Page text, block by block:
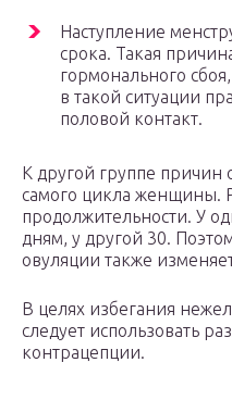
Наступление
срока. Такая
гормонального
в такой ситуации
половой контакт.
К другой группе причин
самого цикла женщины.
продолжительности. У
дням, у другой 30.
овуляции также
В целях избегания
следует использовать
контрацепции.